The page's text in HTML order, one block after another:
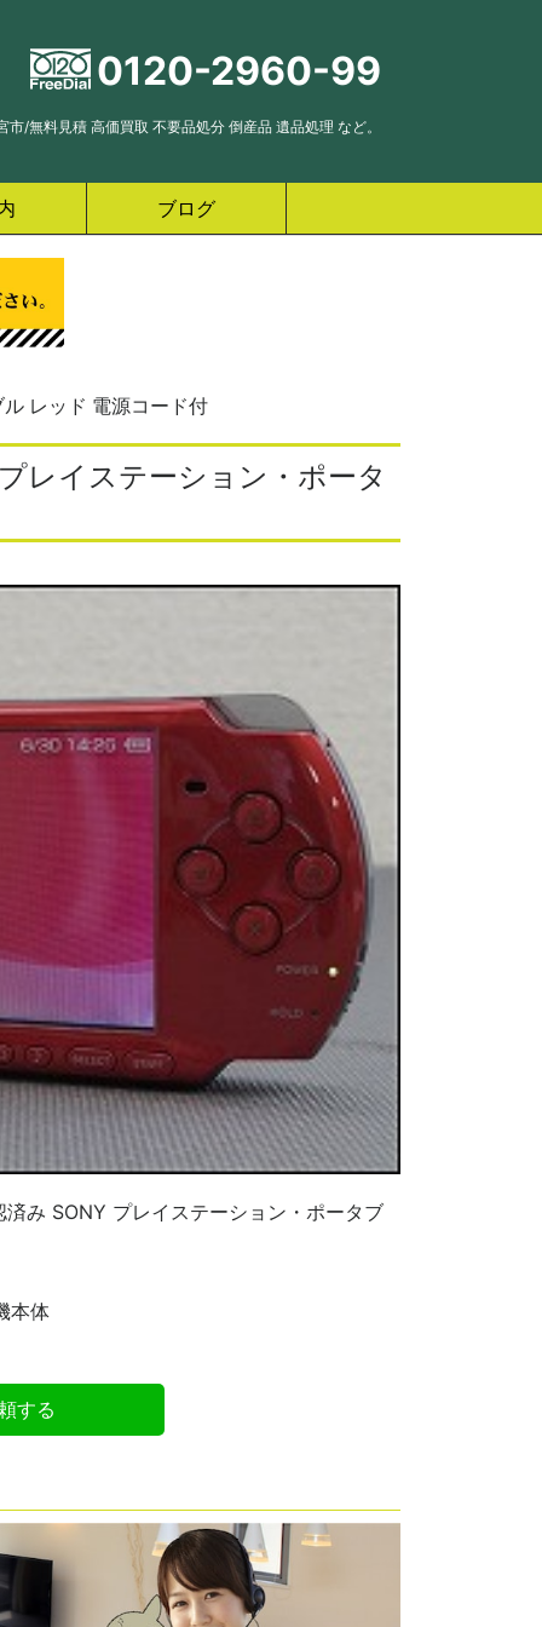
0120-2960-99
/無料見積 高価買取 不要品処分 倒産品 遺品処理 など。
ブログ
レッド 電源コード付
レイステーション・ポータ
み SONY プレイステーション・ポータブ
本体
する